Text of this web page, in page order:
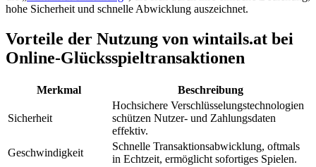
hohe Sicherheit und schnelle Abwicklung auszeichnet.
Vorteile der Nutzung von wintails.at bei
Online-Glücksspieltransaktionen
Merkmal Beschreibung
Sicherheit
Hochsichere Verschlüsselungstechnologien
schützen Nutzer- und Zahlungsdaten
effektiv.
Geschwindigkeit
Schnelle Transaktionsabwicklung, oftmals
in Echtzeit, ermöglicht sofortiges Spielen.